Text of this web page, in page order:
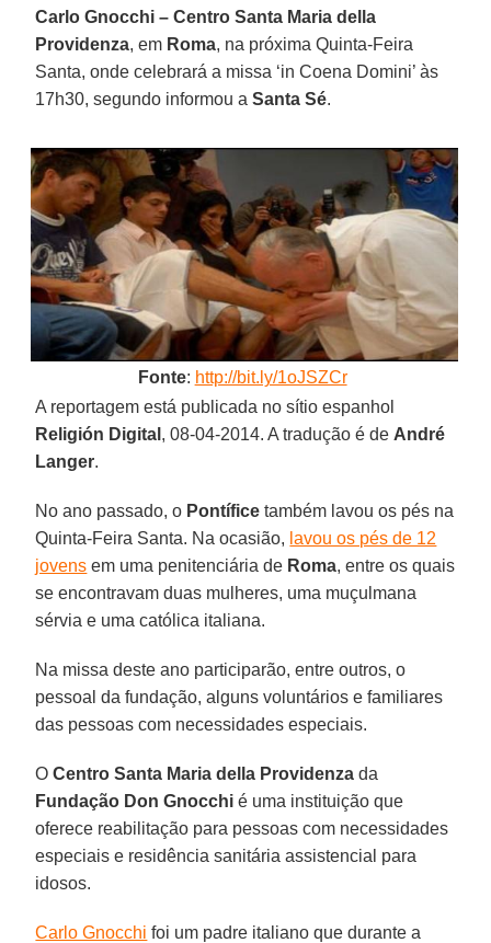
Carlo Gnocchi – Centro Santa Maria della
Providenza, em Roma, na próxima Quinta-Feira
Santa, onde celebrará a missa ‘in Coena Domini’ às
17h30, segundo informou aSanta Sé.
Fonte: http://bit.ly/1oJSZCr
A reportagem está publicada no sítio espanhol
Religión Digital , 08-04-2014. A tradução é de André
Langer.
No ano passado, o Pontífice também lavou os pés na
Quinta-Feira Santa. Na ocasião, lavou os pés de 12
jovens em uma penitenciária de Roma, entre os quais
se encontravam duas mulheres, uma muçulmana
sérvia e uma católica italiana.
Na missa deste ano participarão, entre outros, o
pessoal da fundação, alguns voluntários e familiares
das pessoas com necessidades especiais.
OCentro Santa Maria della Providenza da
Fundação Don Gnocchi é uma instituição que
oferece reabilitação para pessoas com necessidades
especiais e residência sanitária assistencial para
idosos.
Carlo Gnocchi foi um padre italiano que durante a